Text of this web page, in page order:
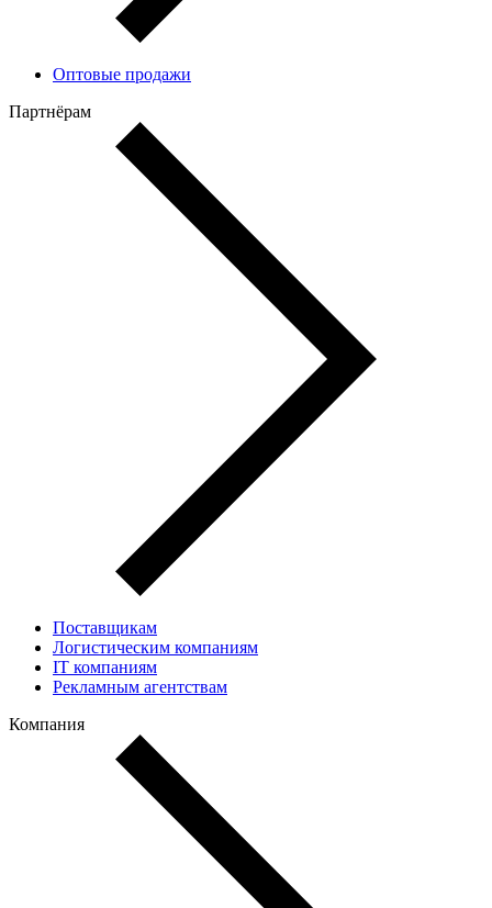
Оптовые продажи
Партнёрам
Поставщикам
Логистическим компаниям
IT компаниям
Рекламным агентствам
Компания